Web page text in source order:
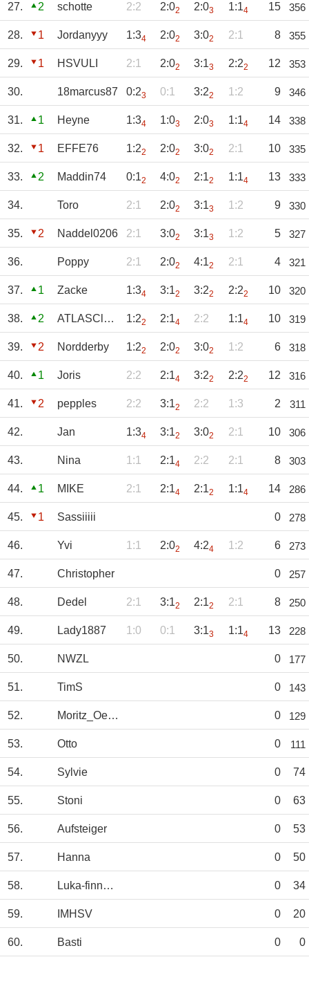
27. 2 schotte 2:2 2:02 2:03 1:14 15 356
28. 1 Jordanyyy 1:34 2:02 3:02 2:1 8 355
29. 1 HSVULI 2:1 2:02 3:13 2:22 12 353
30. 18marcus87 0:23 0:1 3:22 1:2 9 346
31. 1 Heyne 1:34 1:03 2:03 1:14 14 338
32. 1 EFFE76 1:22 2:02 3:02 2:1 10 335
33. 2 Maddin74 0:12 4:02 2:12 1:14 13 333
34. Toro 2:1 2:02 3:13 1:2 9 330
35. 2 Naddel0206 2:1 3:02 3:13 1:2 5 327
36. Poppy 2:1 2:02 4:12 2:1 4 321
37. 1 Zacke 1:34 3:12 3:22 2:22 10 320
38. 2 ATLASClaus 1:22 2:14 2:2 1:14 10 319
39. 2 Nordderby 1:22 2:02 3:02 1:2 6 318
40. 1 Joris 2:2 2:14 3:22 2:22 12 316
41. 2 pepples 2:2 3:12 2:2 1:3 2 311
42. Jan 1:34 3:12 3:02 2:1 10 306
43. Nina 1:1 2:14 2:2 2:1 8 303
44. 1 MIKE 2:1 2:14 2:12 1:14 14 286
45. 1 Sassiiiii 0 278
46. Yvi 1:1 2:02 4:24 1:2 6 273
47. Christopher 0 257
48. Dedel 2:1 3:12 2:12 2:1 8 250
49. Lady1887 1:0 0:1 3:13 1:14 13 228
50. NWZL 0 177
51. TimS 0 143
52. Moritz_Oerding 0 129
53. Otto 0 111
54. Sylvie 0 74
55. Stoni 0 63
56. Aufsteiger 0 53
57. Hanna 0 50
58. Luka-finnZiese 0 34
59. IMHSV 0 20
60. Basti 0 0